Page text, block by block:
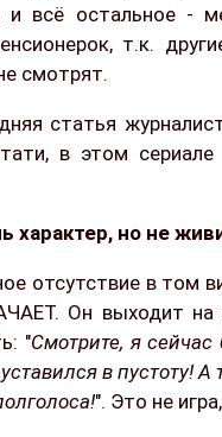
всё остальное -
т.к.
смотрят.
статья
в этом
характер, но не
отсутствие в том
Он выходит на
"Смотрите, я
в пустоту!
". Это не